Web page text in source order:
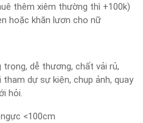
thêm xiêm thường thì +100k)
hoặc khăn lươn cho nữ
dễ thương, chất vải rủ,
dự sự kiện, chụp ảnh, quay
hỏi.
<100cm